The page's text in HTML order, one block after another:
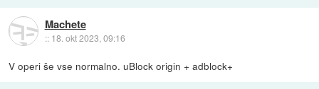
Machete
:: 18. okt 2023, 09:16
V operi še vse normalno. uBlock origin + adblock+